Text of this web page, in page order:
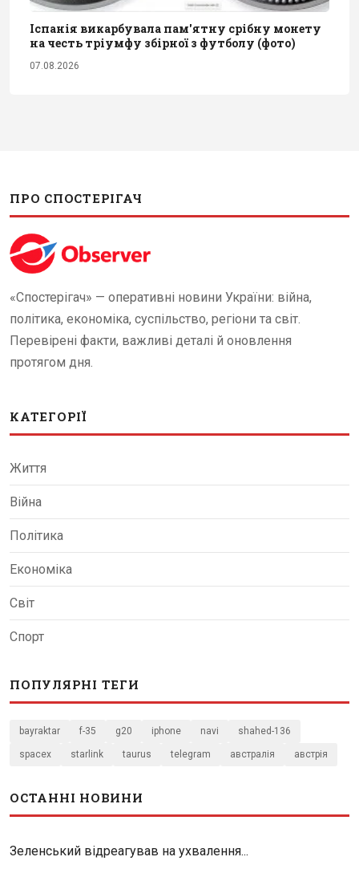
Іспанія викарбувала пам'ятну срібну монету
на честь тріумфу збірної з футболу (фото)
07.08.2026
ПРО СПОСТЕРІГАЧ
«Спостерігач» — оперативні новини України: війна,
політика, економіка, суспільство, регіони та світ.
Перевірені факти, важливі деталі й оновлення
протягом дня.
КАТЕГОРІЇ
Життя
Війна
Політика
Економіка
Світ
Спорт
ПОПУЛЯРНІ ТЕГИ
bayraktar f-35 g20 iphone navi shahed-136
spacex starlink taurus telegram австралія австрія
ОСТАННІ НОВИНИ
Зеленський відреагував на ухвалення...